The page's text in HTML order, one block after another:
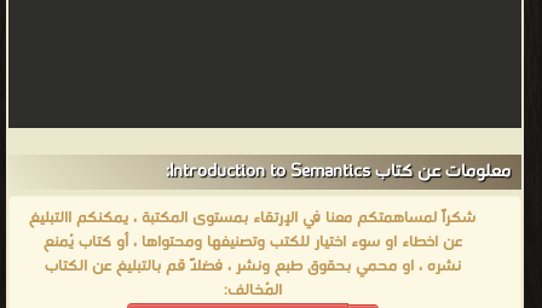
معلومات عن كتاب Introduction to Semantics:
شكراً لمساهمتكم معنا في الإرتقاء بمستوى المكتبة ، يمكنكم االتبليغ
عن اخطاء او سوء اختيار للكتب وتصنيفها ومحتواها ، أو كتاب يُمنع
نشره ، او محمي بحقوق طبع ونشر ، فضلاً قم بالتبليغ عن الكتاب
المُخالف: